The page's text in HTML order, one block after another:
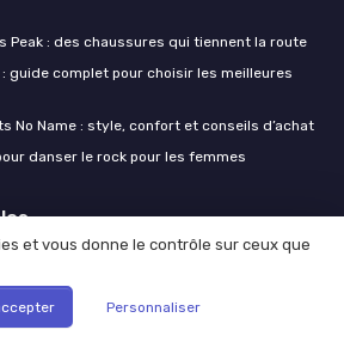
Peak : des chaussures qui tiennent la route
guide complet pour choisir les meilleures
No Name : style, confort et conseils d’achat
danser le rock pour les femmes
converse fascinent les amateurs de
converse fascinent les amateurs de
et vous donne le contrôle sur ceux que
Personnaliser